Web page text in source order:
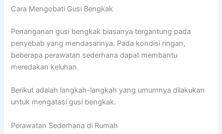
Cara Mengobati Gusi Bengkak
Penanganan gusi bengkak biasanya tergantung pada
penyebab yang mendasarinya. Pada kondisi ringan,
beberapa perawatan sederhana dapat membantu
meredakan keluhan.
Berikut adalah langkah-langkah yang umumnya dilakukan
untuk mengatasi gusi bengkak.
Perawatan Sederhana di Rumah